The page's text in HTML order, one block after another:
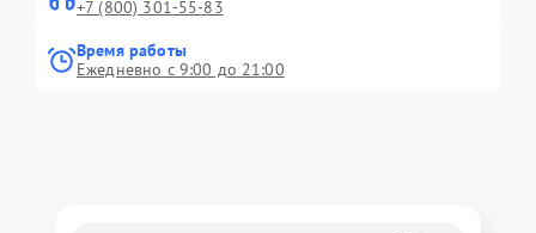
+7 (800) 301-55-83
Время работы
Ежедневно с 9:00 до 21:00